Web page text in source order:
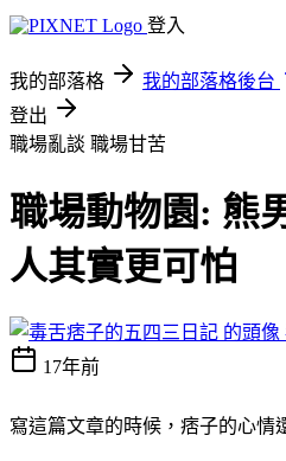
登入
我的部落格 我的部落格後台
登出
職場亂談 職場甘苦
職場動物園: 熊
人其實更可怕
17年前
寫這篇文章的時候，痞子的心情